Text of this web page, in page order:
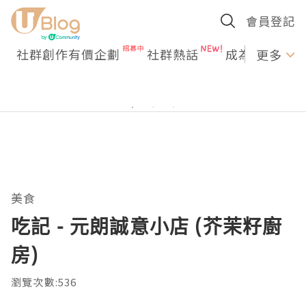
會員登記
社群創作有價企劃 社群熱話 成為U更多
美食
吃記 - 元朗誠意小店 (芥茉籽廚
房)
瀏覽次數:536